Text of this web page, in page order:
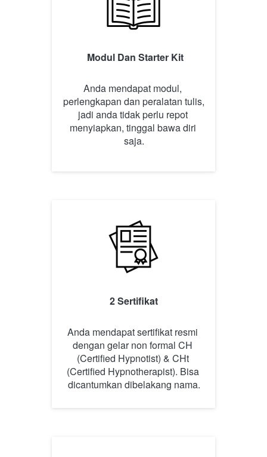
Modul Dan Starter Kit
Anda mendapat modul,
perlengkapan dan peralatan tulis,
jadi anda tidak perlu repot
menyiapkan, tinggal bawa diri
saja.
2 Sertifikat
Anda mendapat sertifikat resmi
dengan gelar non formal CH
(Certified Hypnotist) & CHt
(Certified Hypnotherapist). Bisa
dicantumkan dibelakang nama.